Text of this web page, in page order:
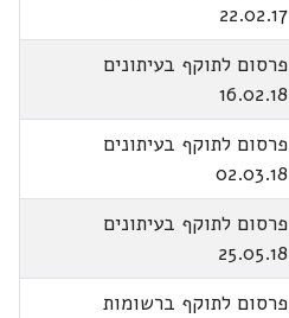
22.02.17
פרסום לתוקף בעיתונים
16.02.18
פרסום לתוקף בעיתונים
02.03.18
פרסום לתוקף בעיתונים
25.05.18
פרסום לתוקף ברשומות